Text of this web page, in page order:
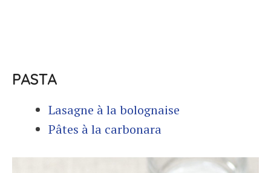
PASTA
Lasagne à la bolognaise
Pâtes à la carbonara